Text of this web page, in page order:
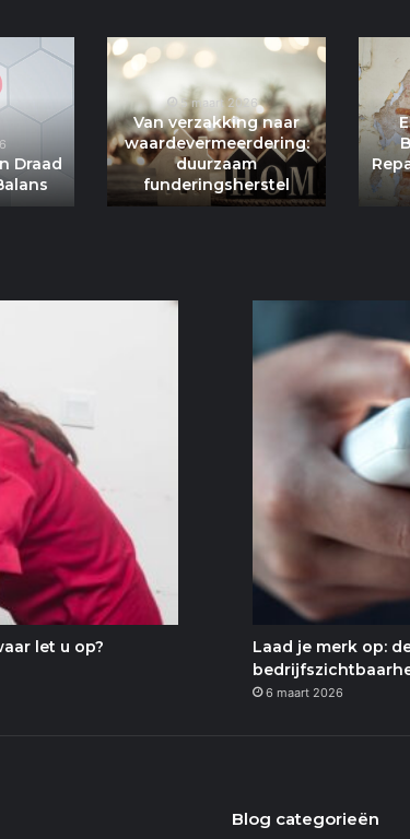
Saffraan:
Gouden
Mentale
Balans
Draad
verzakking
duurzaam
5 maart 2026
Van verzakking naar
waardevermeerdering:
duurzaam
funderingsherstel
let u op?
Laad je merk op:
6 maart 2026
Blog categorieën